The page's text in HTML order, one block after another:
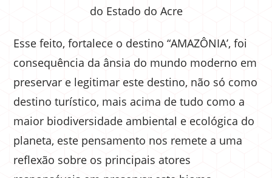
do Estado do Acre
Esse feito, fortalece o destino “AMAZÔNIA’, foi
consequência da ânsia do mundo moderno em
preservar e legitimar este destino, não só como
destino turístico, mais acima de tudo como a
maior biodiversidade ambiental e ecológica do
planeta, este pensamento nos remete a uma
reflexão sobre os principais atores